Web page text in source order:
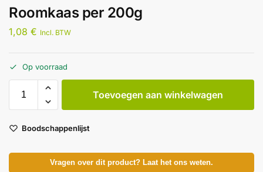
Roomkaas per 200g
1,08 € Incl. BTW
Op voorraad
Toevoegen aan winkelwagen
Boodschappenlijst
Vragen over dit product? Laat het ons weten.